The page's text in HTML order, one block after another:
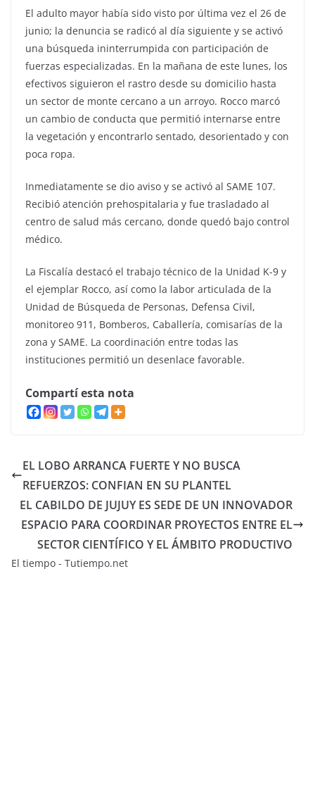
El adulto mayor había sido visto por última vez el 26 de
junio; la denuncia se radicó al día siguiente y se activó
una búsqueda ininterrumpida con participación de
fuerzas especializadas. En la mañana de este lunes, los
efectivos siguieron el rastro desde su domicilio hasta
un sector de monte cercano a un arroyo. Rocco marcó
un cambio de conducta que permitió internarse entre
la vegetación y encontrarlo sentado, desorientado y con
poca ropa.
Inmediatamente se dio aviso y se activó al SAME 107.
Recibió atención prehospitalaria y fue trasladado al
centro de salud más cercano, donde quedó bajo control
médico.
La Fiscalía destacó el trabajo técnico de la Unidad K-9 y
el ejemplar Rocco, así como la labor articulada de la
Unidad de Búsqueda de Personas, Defensa Civil,
monitoreo 911, Bomberos, Caballería, comisarías de la
zona y SAME. La coordinación entre todas las
instituciones permitió un desenlace favorable.
Compartí esta nota
EL LOBO ARRANCA FUERTE Y NO BUSCA
REFUERZOS: CONFIAN EN SU PLANTEL
EL CABILDO DE JUJUY ES SEDE DE UN INNOVADOR
ESPACIO PARA COORDINAR PROYECTOS ENTRE EL
SECTOR CIENTÍFICO Y EL ÁMBITO PRODUCTIVO
El tiempo - Tutiempo.net